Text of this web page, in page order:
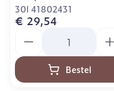
30l 41802431
€ 29,54
Bestel